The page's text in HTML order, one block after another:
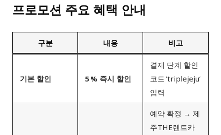
프로모션 주요 혜택 안내
구분 내용 비고
기본 할인 5 % 즉시 할인
결제 단계 할인
코드 ’triplejeju’
입력
예약 확정 → 제
주THE렌트카